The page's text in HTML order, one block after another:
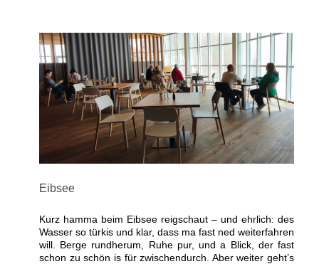
Eibsee
Kurz hamma beim Eibsee reigschaut – und ehrlich: des
Wasser so türkis und klar, dass ma fast ned weiterfahren
will. Berge rundherum, Ruhe pur, und a Blick, der fast
schon zu schön is für zwischendurch. Aber weiter geht’s